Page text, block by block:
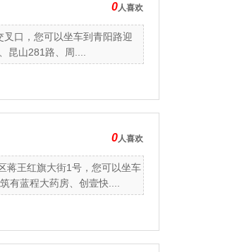
0人喜欢
口，您可以坐车到青阳路迎
昆山281路、周....
0人喜欢
蒋王红旗大街1号，您可以坐车
有蓝程大药房、创壹快....